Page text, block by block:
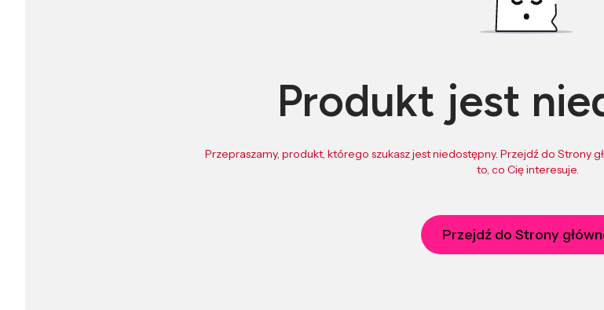
Produkt jest
Przepraszamy, produkt, którego szukasz jest niedostępny. Przejdź do Strony
to, co Cię interesuje.
Przejdź do Strony